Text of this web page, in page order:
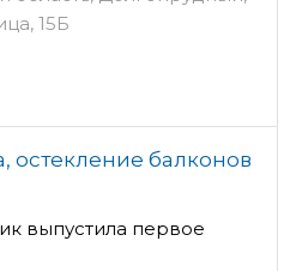
15Б
остекление балконов
выпустила первое